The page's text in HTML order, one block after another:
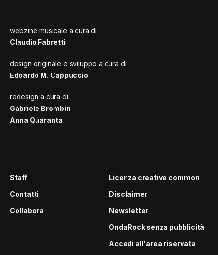
webzine musicale a cura di
Claudio Fabretti
design originale e sviluppo a cura di
Edoardo M. Cappuccio
redesign a cura di
Gabriele Brombin
Anna Quaranta
Staff
Contatti
Collabora
Licenza creative common
Disclaimer
Newsletter
OndaRock senza pubblicità
Accedi all'area riservata